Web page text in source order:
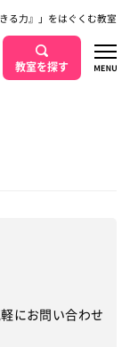
る力』」をはぐくむ教室
教室を探す
にお問い合わせ